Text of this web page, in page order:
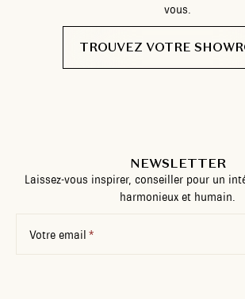
vous.
TROUVEZ VOTRE
NEWSLETTER
Laissez-vous inspirer, conseiller pour un
harmonieux et humain.
Votre email